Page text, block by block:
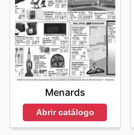
Menards
Abrir catálogo